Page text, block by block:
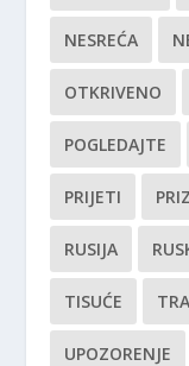
NESREĆA
OTKRIVENO
POGLEDAJTE
PRIJETI
RUSIJA
TISUĆE
UPOZORENJE